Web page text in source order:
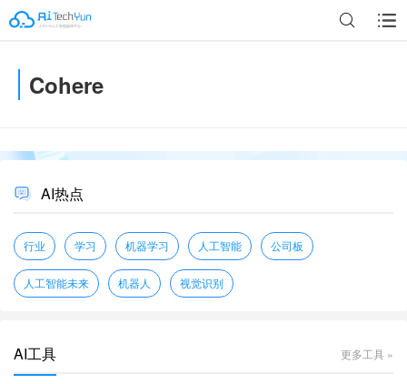
Cohere
AI热点
行业 学习 机器学习 人工智能 公司板
人工智能未来 机器人 视觉识别
AI工具 更多工具 »